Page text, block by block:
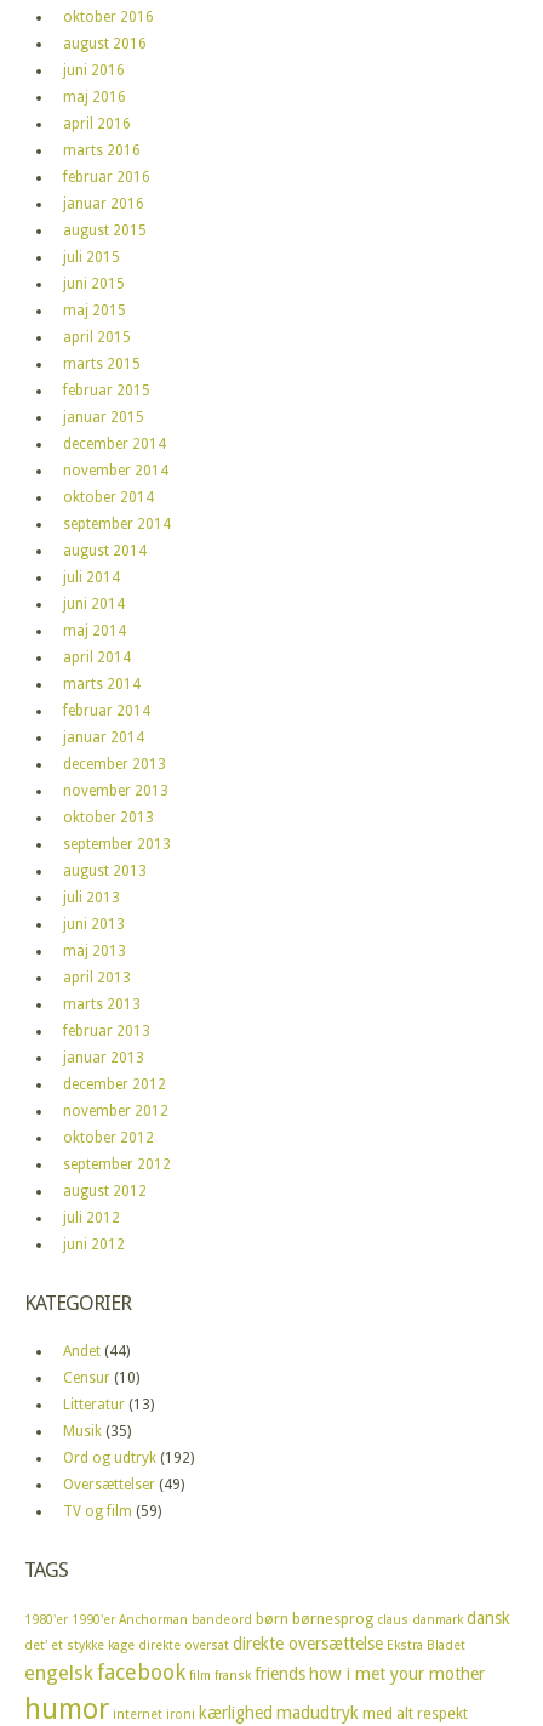
oktober 2016
august 2016
juni 2016
maj 2016
april 2016
marts 2016
februar 2016
januar 2016
august 2015
juli 2015
juni 2015
maj 2015
april 2015
marts 2015
februar 2015
januar 2015
december 2014
november 2014
oktober 2014
september 2014
august 2014
juli 2014
juni 2014
maj 2014
april 2014
marts 2014
februar 2014
januar 2014
december 2013
november 2013
oktober 2013
september 2013
august 2013
juli 2013
juni 2013
maj 2013
april 2013
marts 2013
februar 2013
januar 2013
december 2012
november 2012
oktober 2012
september 2012
august 2012
juli 2012
juni 2012
KATEGORIER
Andet (44)
Censur (10)
Litteratur (13)
Musik (35)
Ord og udtryk (192)
Oversættelser (49)
TV og film (59)
TAGS
1980'er 1990'er Anchorman bandeord børn børnesprog claus danmark dansk
det' et stykke kage direkte oversat direkte oversættelse Ekstra Bladet
engelskfacebook film fransk friends how i met your mother
humor internet ironi kærlighed madudtryk med alt respekt